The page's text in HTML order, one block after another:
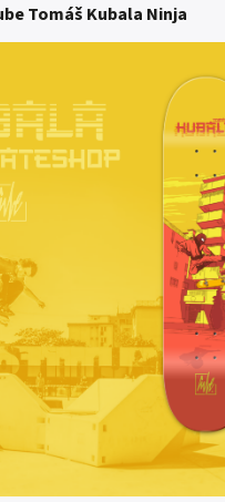
Tomáš Kubala Ninja